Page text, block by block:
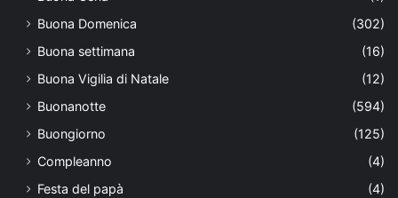
Buona Domenica
(302)
Buona settimana
(16)
Buona Vigilia di Natale
(12)
Buonanotte
(594)
Buongiorno
(125)
Compleanno
(4)
Festa del papà
(4)